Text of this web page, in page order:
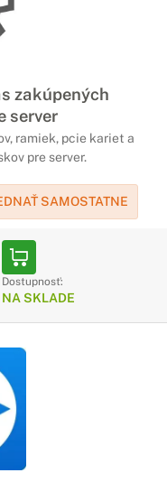
zakúpených
server
ramiek, pcie kariet a
pre server.
SAMOSTATNE
Dostupnosť:
NA SKLADE